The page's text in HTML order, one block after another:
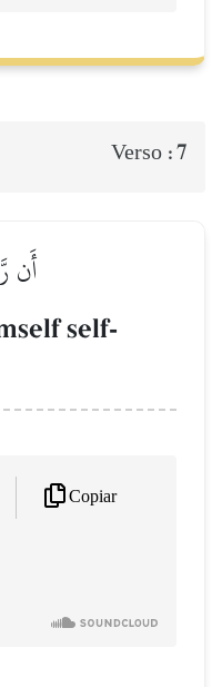
Verso :7
أَن
self-
Copiar